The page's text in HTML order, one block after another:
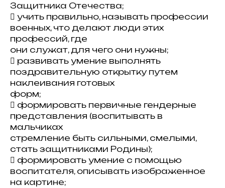
Защитника Отечества;
 учить правильно, называть профессии
военных, что делают люди этих
профессий, где
они служат, для чего они нужны;
 развивать умение выполнять
поздравительную открытку путем
наклеивания готовых
форм;
 формировать первичные гендерные
представления (воспитывать в
мальчиках
стремление быть сильными, смелыми,
стать защитниками Родины);
 формировать умение с помощью
воспитателя, описывать изображенное
на картине;